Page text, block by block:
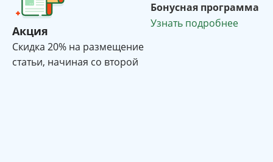
Акция
Cкидка 20% на размещение
статьи, начиная со второй
Бонусная программа
Узнать подробнее